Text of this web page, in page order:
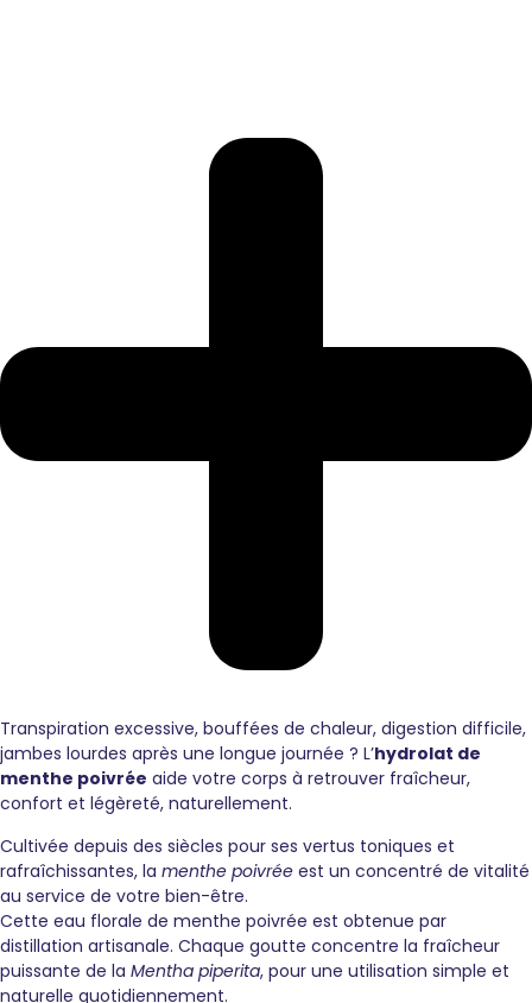
Transpiration excessive, bouffées de chaleur, digestion difficile,
jambes lourdes après une longue journée ? L’hydrolat de
menthe poivrée aide votre corps à retrouver fraîcheur,
confort et légèreté, naturellement.
Cultivée depuis des siècles pour ses vertus toniques et
rafraîchissantes, la menthe poivrée est un concentré de vitalité
au service de votre bien-être.
Cette eau florale de menthe poivrée est obtenue par
distillation artisanale. Chaque goutte concentre la fraîcheur
puissante de la Mentha piperita, pour une utilisation simple et
naturelle quotidiennement.